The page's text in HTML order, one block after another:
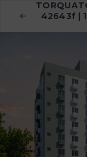
42643f |